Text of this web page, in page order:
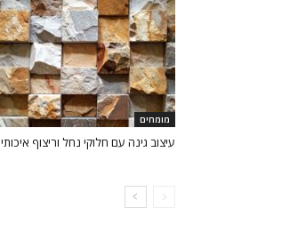
מומחים
עיצוב גינה עם חלוקי נחל וריצוף איכותי